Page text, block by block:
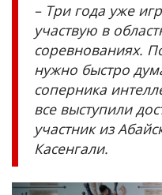
– Три года уже
участвую в
соревнованиях.
нужно быстро
соперника
все выступили
участник из
Касенгали.